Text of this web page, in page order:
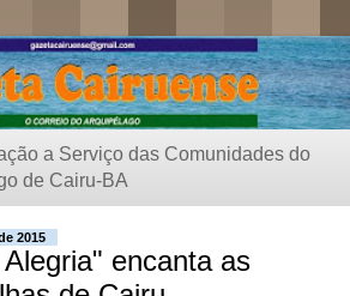
a Serviço das Comunidades do
de Cairu-BA
2015
encanta as